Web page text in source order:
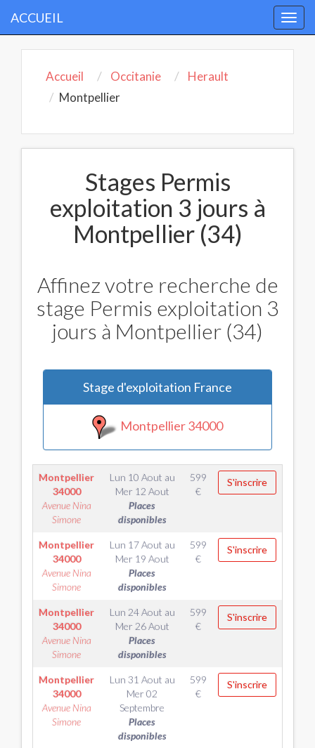
ACCUEIL
Accueil Occitanie
Herault
Montpellier
Stages Permis
exploitation 3 jours à
Montpellier (34)
Affinez votre recherche de
stage Permis exploitation 3
jours à Montpellier (34)
Stage d'exploitation France
Montpellier 34000
Montpellier
34000
Avenue Nina
Simone
Lun 10 Aout au
Mer 12 Aout
Places
disponibles
599
€
S'inscrire
Montpellier
34000
Avenue Nina
Simone
Lun 17 Aout au
Mer 19 Aout
Places
disponibles
599
€
S'inscrire
Montpellier
34000
Avenue Nina
Simone
Lun 24 Aout au
Mer 26 Aout
Places
disponibles
599
€
S'inscrire
Montpellier
34000
Avenue Nina
Simone
Lun 31 Aout au
Mer 02
Septembre
Places
disponibles
599
€
S'inscrire